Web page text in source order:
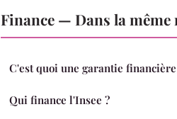
Finance — Dans la
C'est quoi une garantie
Qui finance l'Insee ?